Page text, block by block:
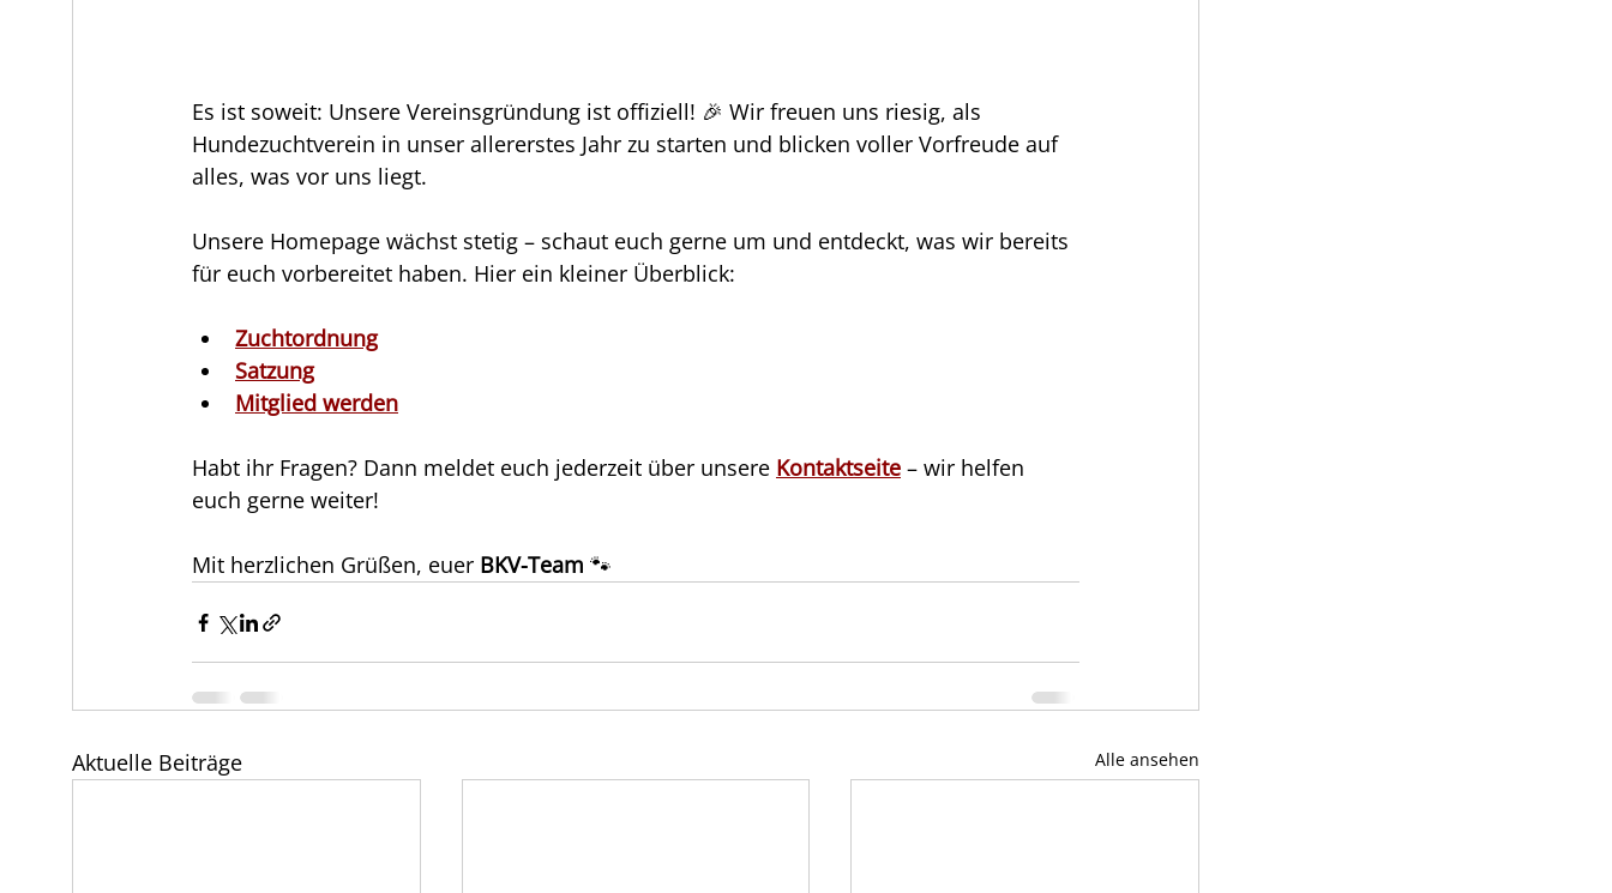
Es ist soweit: Unsere Vereinsgründung ist offiziell! 🎉 Wir freuen uns riesig, als
Hundezuchtverein in unser allererstes Jahr zu starten und blicken voller Vorfreude auf
alles, was vor uns liegt.
Unsere Homepage wächst stetig – schaut euch gerne um und entdeckt, was wir bereits
für euch vorbereitet haben. Hier ein kleiner Überblick:
Zuchtordnung
Satzung
Mitglied werden
Habt ihr Fragen? Dann meldet euch jederzeit über unsere Kontaktseite – wir helfen
euch gerne weiter!
Mit herzlichen Grüßen, euer BKV-Team 🐾
Aktuelle Beiträge Alle ansehen